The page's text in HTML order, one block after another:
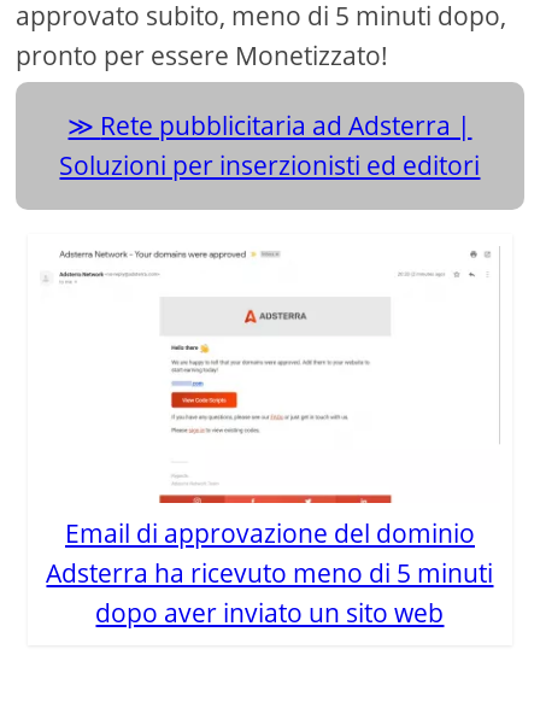
approvato subito, meno di 5 minuti dopo,
pronto per essere Monetizzato!
Rete pubblicitaria ad Adsterra |
Soluzioni per inserzionisti ed editori
Email di approvazione del dominio
Adsterra ha ricevuto meno di 5 minuti
dopo aver inviato un sito web